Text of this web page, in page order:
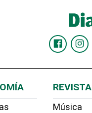
REVISTA
Música